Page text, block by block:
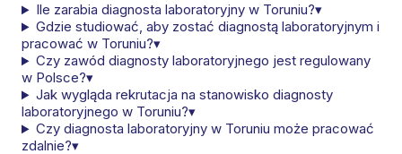
Ile zarabia diagnosta laboratoryjny w Toruniu?▾
Gdzie studiować, aby zostać diagnostą laboratoryjnym i
pracować w Toruniu?▾
Czy zawód diagnosty laboratoryjnego jest regulowany
w Polsce?▾
Jak wygląda rekrutacja na stanowisko diagnosty
laboratoryjnego w Toruniu?▾
Czy diagnosta laboratoryjny w Toruniu może pracować
zdalnie?▾